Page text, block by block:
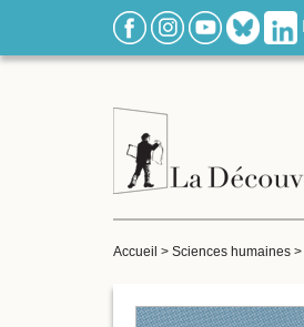
Accueil > Sciences humaines >